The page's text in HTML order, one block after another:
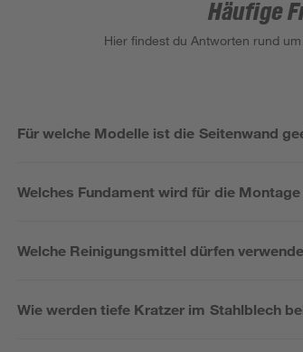
Häufige
Hier findest du Antworten rund
Für welche Modelle ist die Seitenwand
Welches Fundament wird für die
Welche Reinigungsmittel dürfen
Wie werden tiefe Kratzer im Stahlblech